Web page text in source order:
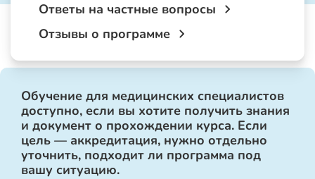
Ответы на частные вопросы
Отзывы о программе
Обучение для медицинских специалистов
доступно, если вы хотите получить знания
и документ о прохождении курса. Если
цель — аккредитация, нужно отдельно
уточнить, подходит ли программа под
вашу ситуацию.